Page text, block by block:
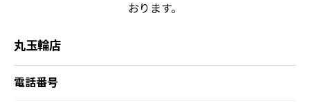
おります。
丸玉輪店
電話番号